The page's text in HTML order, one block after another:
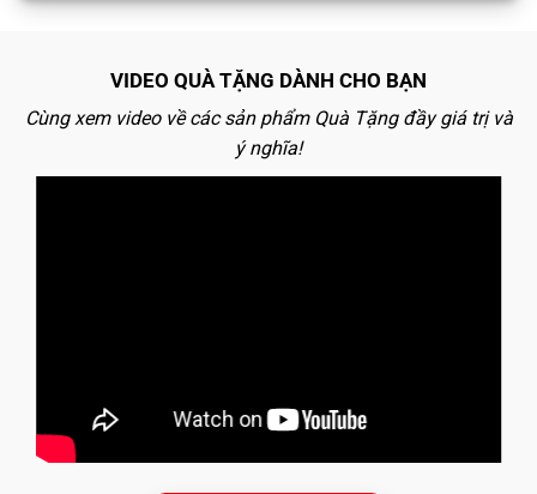
VIDEO QUÀ TẶNG DÀNH CHO BẠN
Cùng xem video về các sản phẩm Quà Tặng đầy giá trị và
ý nghĩa!